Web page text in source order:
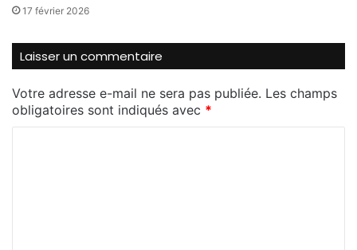
17 février 2026
Laisser un commentaire
Votre adresse e-mail ne sera pas publiée. Les champs
obligatoires sont indiqués avec *